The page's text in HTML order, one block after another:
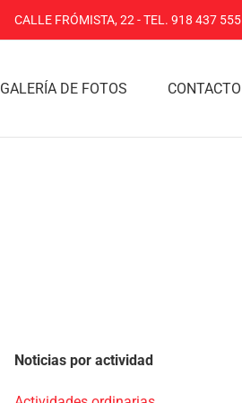
CALLE FRÓMISTA, 22 - TEL. 918 437 555
GALERÍA DE FOTOS CONTACTO
Noticias por actividad